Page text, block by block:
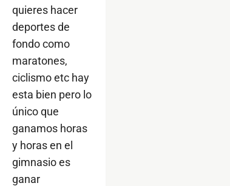
quieres hacer
deportes de
fondo como
maratones,
ciclismo etc hay
esta bien pero lo
único que
ganamos horas
y horas en el
gimnasio es
ganar